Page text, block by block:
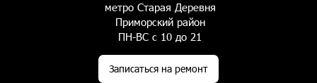
метро Старая Деревня
Приморский район
ПН-ВС с 10 до 21
Записаться на ремонт